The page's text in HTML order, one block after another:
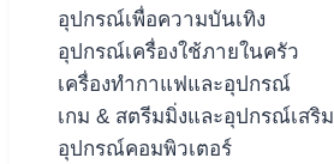
อุปกรณ์เพื่อความบันเทิง
อุปกรณ์เครื่องใช้ภายในครัว
เครื่องทำกาแฟและอุปกรณ์
เกม & สตรีมมิ่งและอุปกรณ์เสริม
อุปกรณ์คอมพิวเตอร์